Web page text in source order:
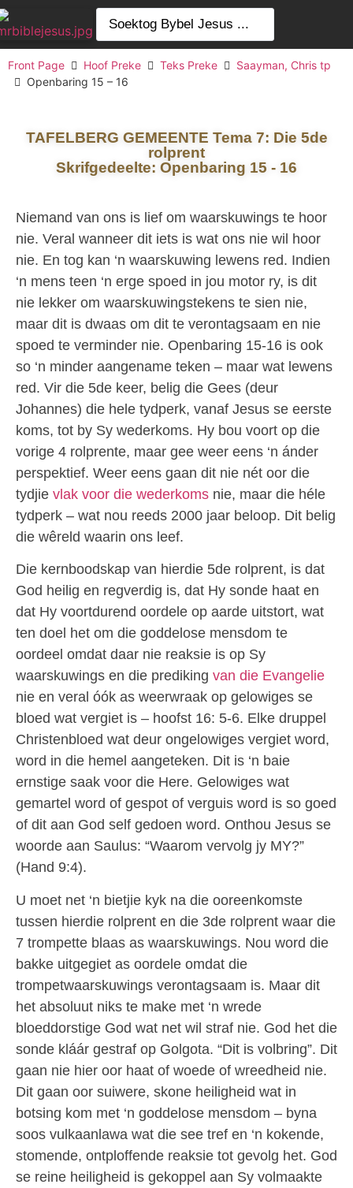
Front Page Hoof Preke Teks Preke
Saayman, Chris tp
Openbaring 15 – 16
TAFELBERG GEMEENTE Tema 7: Die 5de
rolprent
Skrifgedeelte: Openbaring 15 - 16
Niemand van ons is lief om waarskuwings te hoor
nie. Veral wanneer dit iets is wat ons nie wil hoor
nie. En tog kan ‘n waarskuwing lewens red. Indien
‘n mens teen ‘n erge spoed in jou motor ry, is dit
nie lekker om waarskuwingstekens te sien nie,
maar dit is dwaas om dit te verontagsaam en nie
spoed te verminder nie. Openbaring 15-16 is ook
so ‘n minder aangename teken – maar wat lewens
red. Vir die 5de keer, belig die Gees (deur
Johannes) die hele tydperk, vanaf Jesus se eerste
koms, tot by Sy wederkoms. Hy bou voort op die
vorige 4 rolprente, maar gee weer eens ‘n ánder
perspektief. Weer eens gaan dit nie nét oor die
tydjie vlak voor die wederkoms nie, maar die héle
tydperk – wat nou reeds 2000 jaar beloop. Dit belig
die wêreld waarin ons leef.
Die kernboodskap van hierdie 5de rolprent, is dat
God heilig en regverdig is, dat Hy sonde haat en
dat Hy voortdurend oordele op aarde uitstort, wat
ten doel het om die goddelose mensdom te
oordeel omdat daar nie reaksie is op Sy
waarskuwings en die prediking van die Evangelie
nie en veral óók as weerwraak op gelowiges se
bloed wat vergiet is – hoofst 16: 5-6. Elke druppel
Christenbloed wat deur ongelowiges vergiet word,
word in die hemel aangeteken. Dit is ‘n baie
ernstige saak voor die Here. Gelowiges wat
gemartel word of gespot of verguis word is so goed
of dit aan God self gedoen word. Onthou Jesus se
woorde aan Saulus: “Waarom vervolg jy MY?”
(Hand 9:4).
U moet net ‘n bietjie kyk na die ooreenkomste
tussen hierdie rolprent en die 3de rolprent waar die
7 trompette blaas as waarskuwings. Nou word die
bakke uitgegiet as oordele omdat die
trompetwaarskuwings verontagsaam is. Maar dit
het absoluut niks te make met ‘n wrede
bloeddorstige God wat net wil straf nie. God het die
sonde kláár gestraf op Golgota. “Dit is volbring”. Dit
gaan nie hier oor haat of woede of wreedheid nie.
Dit gaan oor suiwere, skone heiligheid wat in
botsing kom met ‘n goddelose mensdom – byna
soos vulkaanlawa wat die see tref en ‘n kokende,
stomende, ontploffende reaksie tot gevolg het. God
se reine heiligheid is gekoppel aan Sy volmaakte